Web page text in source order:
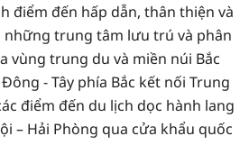
điểm đến hấp dẫn, thân thiện và
trung tâm lưu trú và phân
vùng trung du và miền núi Bắc
- Tây phía Bắc kết nối Trung
điểm đến du lịch dọc hành lang
– Hải Phòng qua cửa khẩu quốc